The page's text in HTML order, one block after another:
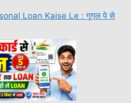
Loan Kaise Le : गूगल पे से